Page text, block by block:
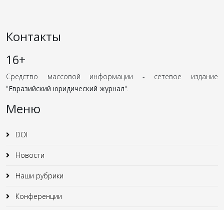
Контакты
16+
Средство массовой информации - сетевое издание
"Евразийский юридический журнал".
Меню
DOI
Новости
Наши рубрики
Конференции